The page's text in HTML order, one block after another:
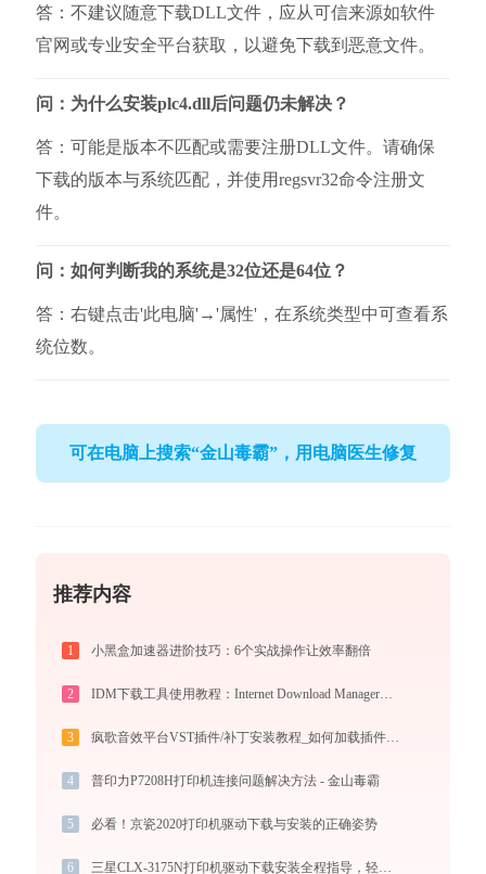
答：不建议随意下载DLL文件，应从可信来源如软件
官网或专业安全平台获取，以避免下载到恶意文件。
问：为什么安装plc4.dll后问题仍未解决？
答：可能是版本不匹配或需要注册DLL文件。请确保
下载的版本与系统匹配，并使用regsvr32命令注册文
件。
问：如何判断我的系统是32位还是64位？
答：右键点击'此电脑'→'属性'，在系统类型中可查看系
统位数。
可在电脑上搜索“金山毒霸”，用电脑医生修复
推荐内容
1 小黑盒加速器进阶技巧：6个实战操作让效率翻倍
2 IDM下载工具使用教程：Internet Download Manager高速下载与视频抓取完全指南
3 疯歌音效平台VST插件/补丁安装教程_如何加载插件效果包
4 普印力P7208H打印机连接问题解决方法 - 金山毒霸
5 必看！京瓷2020打印机驱动下载与安装的正确姿势
6 三星CLX-3175N打印机驱动下载安装全程指导，轻松解决打印问题